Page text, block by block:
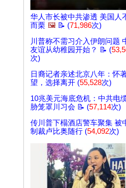
华人市长被中共渗透 美国人
而栗 🖼️ 📝 (71,986次)
川普称不需习介入伊朗问题
友谊从幼稚园开始？ 📝 (
次)
日裔记者亲述北京八年：怀
望，选择离开 (55,528次)
10兆美元海底危机：中共电
胁笼罩川习会 📝 (57,114次)
传川普下榻酒店警车聚集 被
制裁卢比奥随行 (54,092次)